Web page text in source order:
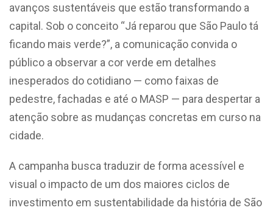
avanços sustentáveis que estão transformando a
capital. Sob o conceito “Já reparou que São Paulo tá
ficando mais verde?”, a comunicação convida o
público a observar a cor verde em detalhes
inesperados do cotidiano — como faixas de
pedestre, fachadas e até o MASP — para despertar a
atenção sobre as mudanças concretas em curso na
cidade.
A campanha busca traduzir de forma acessível e
visual o impacto de um dos maiores ciclos de
investimento em sustentabilidade da história de São